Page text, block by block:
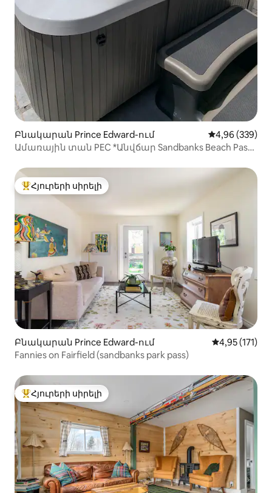
Բնակարան Prince Edward-ում Միջին
4,96 (339)
Ամառային տան PEC *Անվճար Sandbanks Beach Pass
Հյուրերի սիրելի լավագույն տները
Հյուրերի սիրելի
Բնակարան Prince Edward-ում Միջին
4,95 (171)
Fannies on Fairfield (sandbanks park pass)
Հյուրերի սիրելի լավագույն տները
Հյուրերի սիրելի